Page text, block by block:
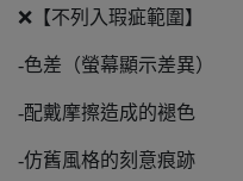
❌【不列入瑕疵範圍】
-色差（螢幕顯示差異）
-配戴摩擦造成的褪色
-仿舊風格的刻意痕跡